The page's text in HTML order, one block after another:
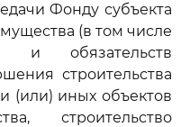
Фонду субъекта
(в том числе
и обязательств
строительства
(или) иных объектов
строительство